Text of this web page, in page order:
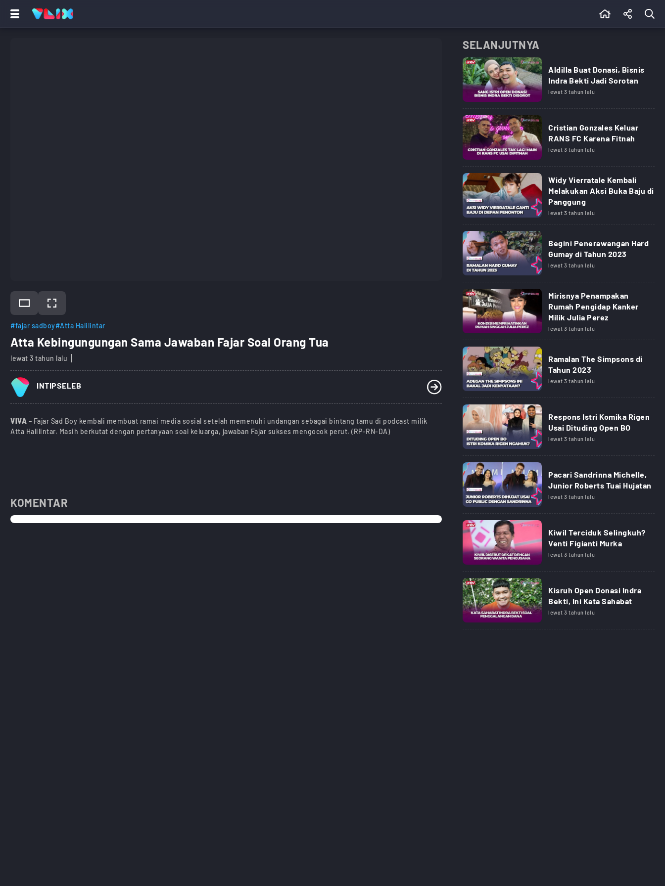
#fajar sadboy#Atta Halilintar
Atta Kebingungungan Sama Jawaban Fajar Soal Orang Tua
lewat 3 tahun lalu
INTIPSELEB
VIVA – Fajar Sad Boy kembali membuat ramai media sosial setelah memenuhi undangan sebagai bintang tamu di podcast milik
Atta Halilintar. Masih berkutat dengan pertanyaan soal keluarga, jawaban Fajar sukses mengocok perut. (RP-RN-DA)
KOMENTAR
SELANJUTNYA
Aldilla Buat Donasi, Bisnis
Indra Bekti Jadi Sorotan
lewat 3 tahun lalu
Cristian Gonzales Keluar
RANS FC Karena Fitnah
lewat 3 tahun lalu
Widy Vierratale Kembali
Melakukan Aksi Buka Baju di
Panggung
lewat 3 tahun lalu
Begini Penerawangan Hard
Gumay di Tahun 2023
lewat 3 tahun lalu
Mirisnya Penampakan
Rumah Pengidap Kanker
Milik Julia Perez
lewat 3 tahun lalu
Ramalan The Simpsons di
Tahun 2023
lewat 3 tahun lalu
Respons Istri Komika Rigen
Usai Dituding Open BO
lewat 3 tahun lalu
Pacari Sandrinna Michelle,
Junior Roberts Tuai Hujatan
lewat 3 tahun lalu
Kiwil Terciduk Selingkuh?
Venti Figianti Murka
lewat 3 tahun lalu
Kisruh Open Donasi Indra
Bekti, Ini Kata Sahabat
lewat 3 tahun lalu